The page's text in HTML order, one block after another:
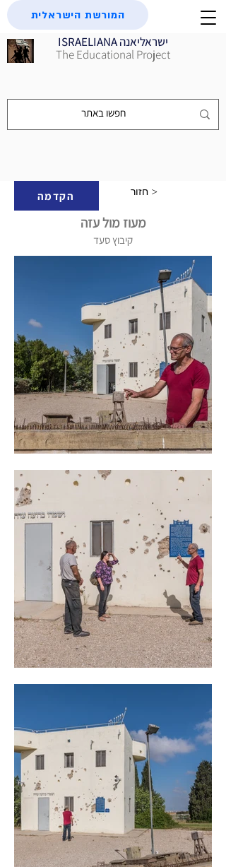
ISRAELIANA ישראליאנה
The Educational Project
המורשת הישראלית
הקדמה חזור >
מעוז מול עזה
קיבוץ סעד